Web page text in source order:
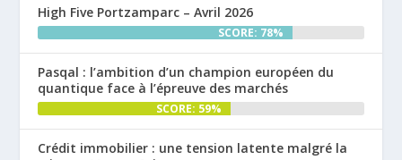
High Five Portzamparc – Avril 2026
SCORE: 78%
Pasqal : l’ambition d’un champion européen du
quantique face à l’épreuve des marchés
SCORE: 59%
Crédit immobilier : une tension latente malgré la